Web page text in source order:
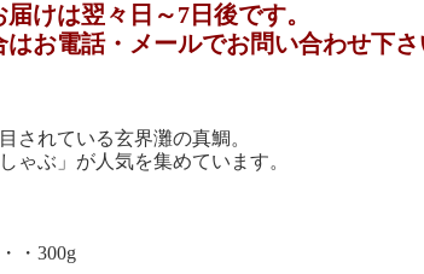
けは翌々日～7日後です。
お電話・メールでお問い合わせ下さ
されている玄界灘の真鯛。
ゃぶ」が人気を集めています。
・300g